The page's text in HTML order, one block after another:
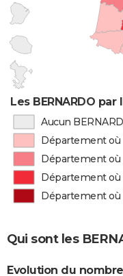
Les BERNARDO
Aucun
Département où
Département où
Département où
Département où
Qui sont les
Evolution du